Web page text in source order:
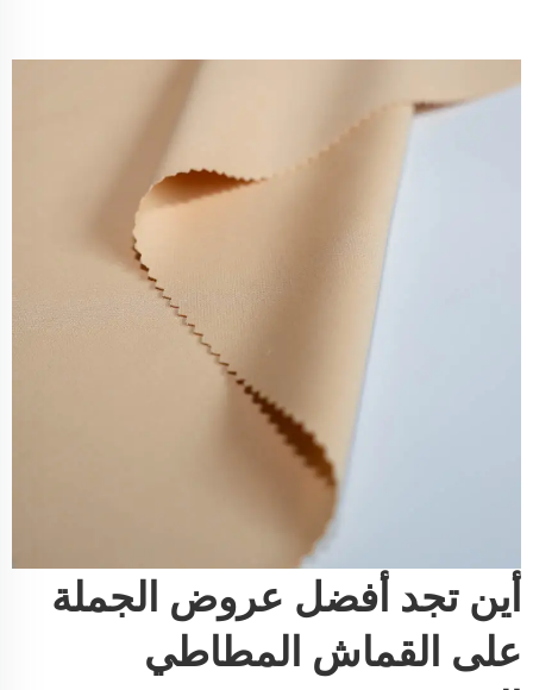
أين تجد أفضل عروض الجملة
على القماش المطاطي